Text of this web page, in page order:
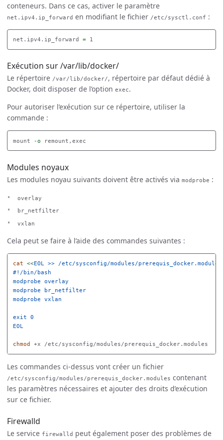
conteneurs. Dans ce cas, activer le paramètre
net.ipv4.ip_forward en modifiant le fichier /etc/sysctl.conf :
net.ipv4.ip_forward =
Exécution sur /var/lib/docker/
Le répertoire /var/lib/docker/, répertoire par défaut dédié à
Docker, doit disposer de l’option exec.
Pour autoriser l’exécution sur ce répertoire, utiliser la
commande :
mount -o
Modules noyaux
Les modules noyau suivants doivent être activés via modprobe :
overlay
br_netfilter
vxlan
Cela peut se faire à l’aide des commandes suivantes :
cat <<EOL
>> /etc/sysconfig/modules/prerequis_docker.modules
#!/bin/bash
modprobe overlay
modprobe br_netfilter
modprobe vxlan
EOL
chmod
Les commandes ci-dessus vont créer un fichier
/etc/sysconfig/modules/prerequis_docker.modules contenant
les paramètres nécessaires et ajouter des droits d’exécution
sur ce fichier.
Firewalld
Le service firewalld peut également poser des problèmes de